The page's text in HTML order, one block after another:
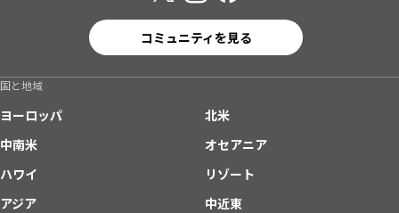
コミュニティを見る
国と地域
ヨーロッパ
北米
中南米
オセアニア
ハワイ
リゾート
アジア
中近東